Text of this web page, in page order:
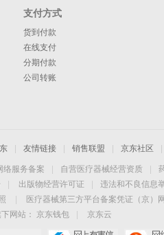
支付方式
货到付款
在线支付
分期付款
公司转账
友情链接 销售联盟 京东社区
络服务备案 自营医疗器械经营资质
出版物经营许可证
违法和不良信息
医疗器械第三方平台备案凭证（京
网站：
京东钱包 京东云